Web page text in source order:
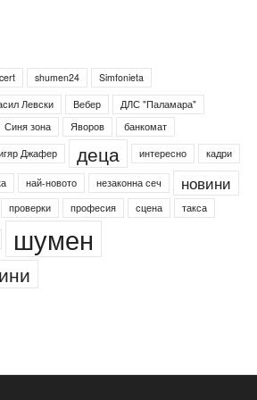
shumen24
Simfonieta
Левски Вебер
ДЛС "Паламара"
Синя зона Яворов
банкомат
Джафер деца интересно кадри
най-новото незаконна сеч новини
проверки професия сцена такса
шумен